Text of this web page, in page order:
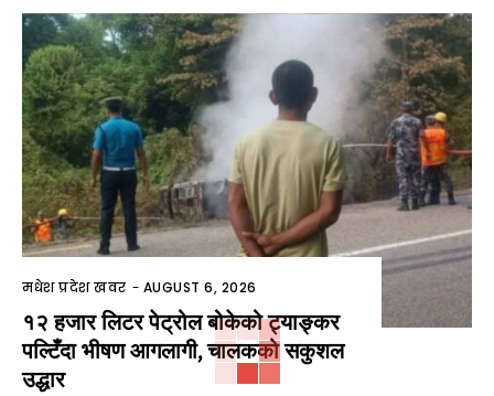
मधेश प्रदेश खवर - AUGUST 6, 2026
१२ हजार लिटर पेट्रोल बोकेको ट्याङ्कर
पल्टिँदा भीषण आगलागी, चालकको सकुशल
उद्धार